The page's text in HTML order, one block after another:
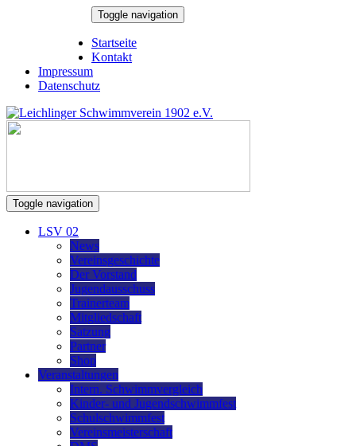
Toggle navigation
Startseite
Kontakt
Impressum
Datenschutz
Toggle navigation
LSV 02
News
Vereinsgeschichte
Der Vorstand
Jugendausschuss
Trainerteam
Mitgliedschaft
Satzung
Partner
Shop
Veranstaltungen
Intern. Schwimmvergleich
Kinder- und Jugendschwimmfest
Schulschwimmfest
Vereinsmeisterschaft